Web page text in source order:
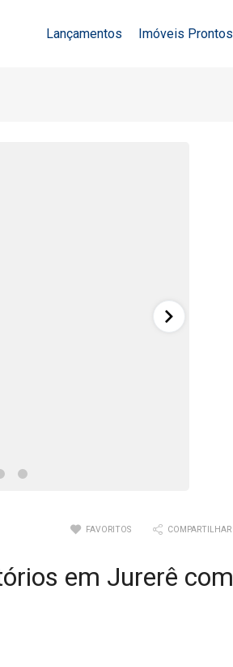
Lançamentos Imóveis Prontos
FAVORITOS COMPARTILHAR
em Jurerê com